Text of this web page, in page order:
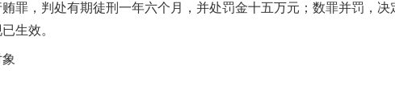
罪，判处有期徒刑一年六个月，并处罚金十五万元；数罪并罚，决
生效。